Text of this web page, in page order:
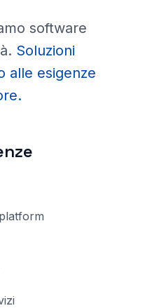
software
. Soluzioni
alle esigenze